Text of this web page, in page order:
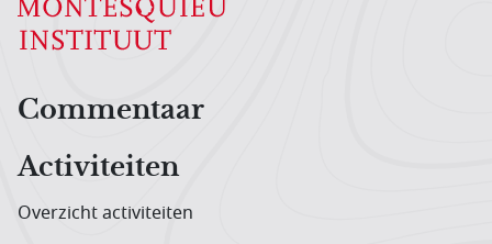
Hoofdnavigatiemenu
Commentaar
Activiteiten
Overzicht activiteiten